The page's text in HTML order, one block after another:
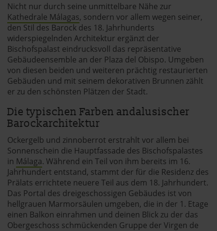
Nicht nur durch seine unmittelbare Nähe zur
Kathedrale Málagas, sondern vor allem wegen seiner,
den Stil des Barock des 18. Jahrhunderts
widerspiegelnden Architektur ergänzt der
Bischofspalast eindrucksvoll das repräsentative
Gebäudeensemble an der Plaza del Obispo. Umgeben
von diesen beiden und weiteren prächtig restaurierten
Gebäuden und mit seinem dekorativen Brunnen zählt
er zu den schönsten Plätzen der Stadt.
Die typischen Farben andalusischer
Barockarchitektur
Ockergelb und zinnoberrot erstrahlt vor allem bei
Sonnenschein die Hauptfassade des Bischofspalastes
in Málaga. Während ein Teil von ihm bereits im 16.
Jahrhundert entstand, stammt der für die Residenz des
Prälats errichtete neuere Teil aus dem 18. Jahrhundert.
Das Portal des dreigeschossigen Gebäudes ist von
hellgrauen Marmorsäulen umgeben, die in der 1. Etage
einen Balkon einrahmen und deinen Blick zu der das
Obergeschoss schmückenden Gruppe der Virgen de